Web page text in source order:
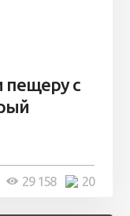
пещеру с
20
29 158